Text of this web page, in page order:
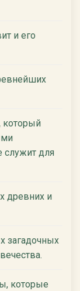
и его
который
служит для
древних и
загадочных
которые